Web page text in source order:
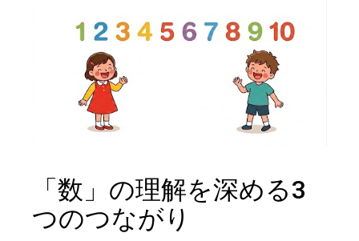
「数」の理解を深める3
つのつながり